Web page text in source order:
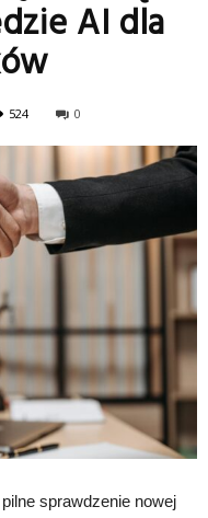
AI dla
524 0
sprawdzenie nowej